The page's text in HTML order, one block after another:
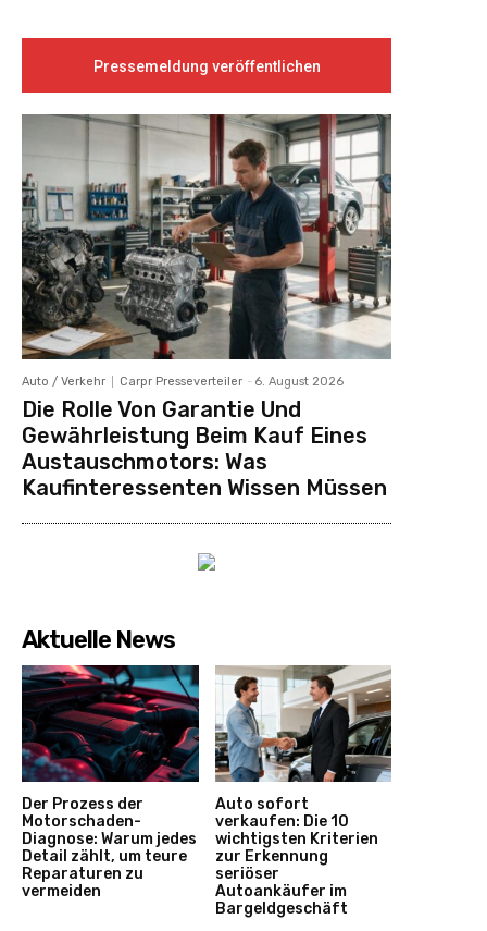
Pressemeldung veröffentlichen
Auto / Verkehr Carpr Presseverteiler - 6. August 2026
Die Rolle Von Garantie Und
Gewährleistung Beim Kauf Eines
Austauschmotors: Was
Kaufinteressenten Wissen Müssen
Aktuelle News
Der Prozess der
Motorschaden-
Diagnose: Warum jedes
Detail zählt, um teure
Reparaturen zu
vermeiden
Auto sofort
verkaufen: Die 10
wichtigsten Kriterien
zur Erkennung
seriöser
Autoankäufer im
Bargeldgeschäft